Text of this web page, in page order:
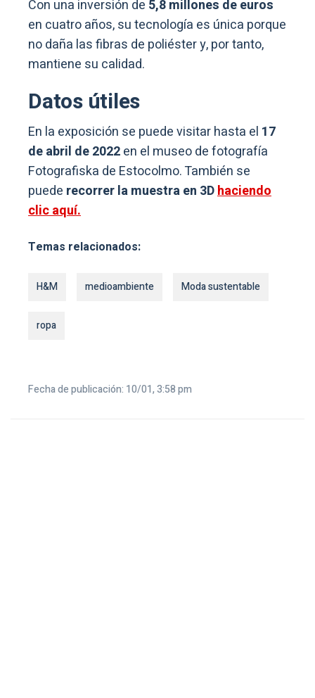
Con una inversión de 5,8 millones de euros
en cuatro años, su tecnología es única porque
no daña las fibras de poliéster y, por tanto,
mantiene su calidad.
Datos útiles
En la exposición se puede visitar hasta el 17
de abril de 2022en el museo de fotografía
Fotografiska de Estocolmo. También se
puede recorrer la muestra en 3Dhaciendo
clic aquí.
Temas relacionados:
H&M medioambiente Moda sustentable
ropa
Fecha de publicación: 10/01, 3:58 pm